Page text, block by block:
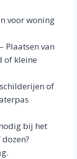
voor woning
– Plaatsen van
of kleine
of
bij het